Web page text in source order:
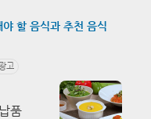
할 음식과 추천 음식
고
품